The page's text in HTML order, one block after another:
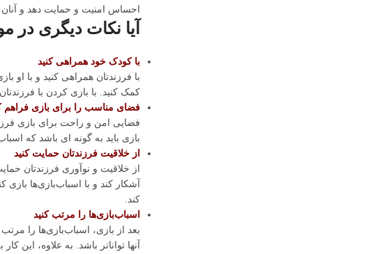
احساس امنیت و حمایت دهد و آنان
آیا نکات دیگری در
با کودک خود همراهی کنید
با فرزندتان همراهی کنید و با او
کمک کنید. با بازی کردن با
فضای مناسب را برای بازی فراهم
فضایی امن و راحت برای بازی
بازی باید به گونه ای باشد که
از خلاقیت فرزندتان حمایت کنید
از خلاقیت و نوآوری فرزندتان
آشکار کند و با اسباب‌بازی‌ها
کند.
اسباب‌بازی‌ها را مرتب کنید
بعد از بازی، اسباب‌بازی‌ها را
آنها تواناتر باشد. به علاوه، این